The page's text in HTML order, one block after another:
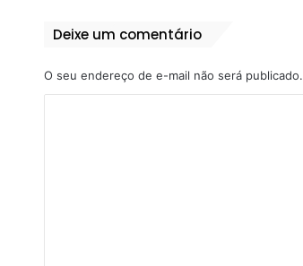
Deixe um comentário
O seu endereço de e-mail não será publicado.